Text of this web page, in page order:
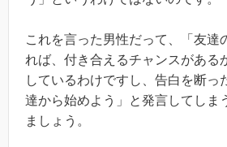
これを言った男性だって、「友達
れば、付き合えるチャンスがある
しているわけですし、告白を断っ
達から始めよう」と発言してしま
ましょう。